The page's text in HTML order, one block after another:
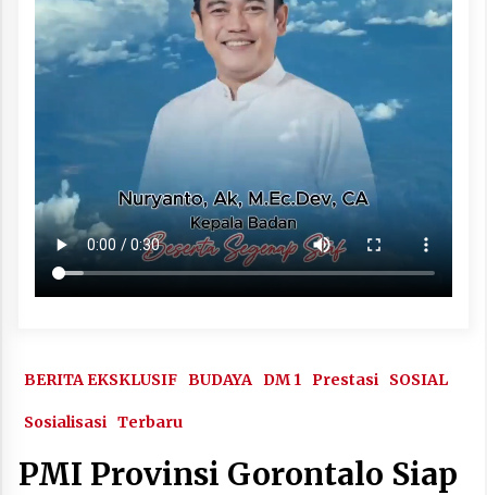
BERITA EKSKLUSIF BUDAYA DM 1 Prestasi SOSIAL
Sosialisasi Terbaru
PMI Provinsi Gorontalo Siap